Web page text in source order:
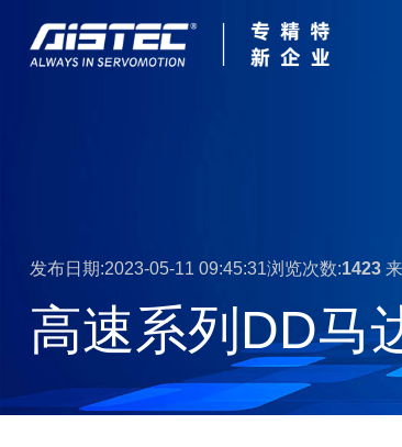
发布日期:2023-05-11 09:45:31浏览次数:1423
高速系列DD马